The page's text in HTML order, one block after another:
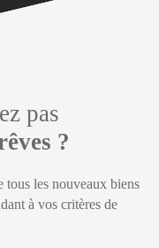
pas
?
tous les nouveaux biens
à vos critères de